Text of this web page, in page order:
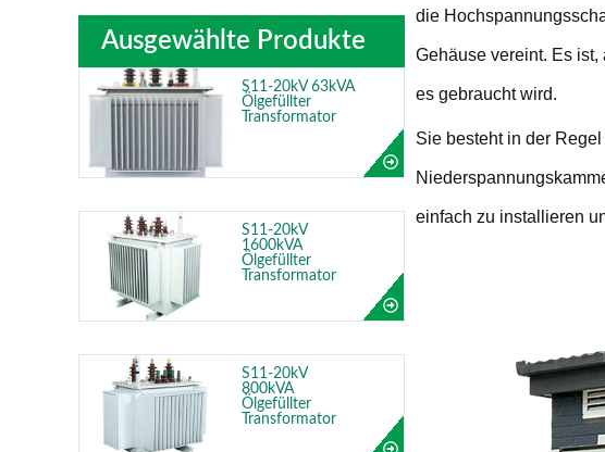
Ausgewählte Produkte
S11-20kV 63kVA
Ölgefüllter
Transformator
S11-20kV
1600kVA
Ölgefüllter
Transformator
S11-20kV
800kVA
Ölgefüllter
Transformator
die
Gehäuse vereint. Es
es gebraucht wird.
Sie besteht in der
einfach zu installieren